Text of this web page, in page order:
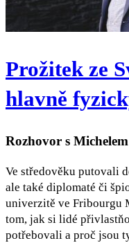
Prožitek ze
hlavně
Rozhovor s
Ve středověku putovali
ale také diplomaté či
univerzitě ve Fribourgu
tom, jak si lidé
potřebovali a proč jsou